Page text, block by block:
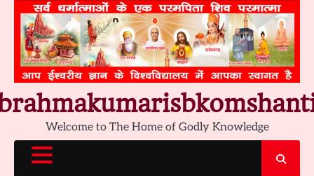
content
Welcome to The Home of Godly Knowledge